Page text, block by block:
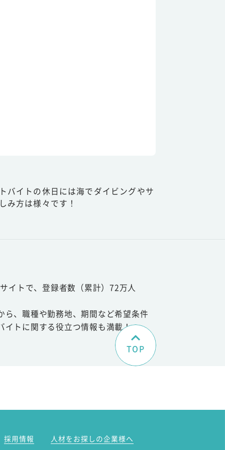
バイトの休日には海でダイビングやサ
み方は様々です！
イトで、登録者数（累計）72万人
、職種や勤務地、期間など希望条件
イトに関する役立つ情報も満載！
TOP
採用情報 人材をお探しの企業様へ